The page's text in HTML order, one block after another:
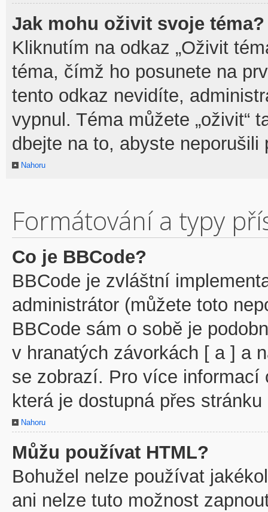
Jak mohu oživit svoje téma?
Kliknutím na odkaz „Oživit
téma, čímž ho posunete na
tento odkaz nevidíte,
vypnul. Téma můžete „oživit“
dbejte na to, abyste neporušili
Nahoru
Formátování a typy
Co je BBCode?
BBCode je zvláštní
administrátor (můžete toto
BBCode sám o sobě je
v hranatých závorkách [ a ] a
se zobrazí. Pro více informací
která je dostupná přes
Nahoru
Můžu používat HTML?
Bohužel nelze používat
ani nelze tuto možnost